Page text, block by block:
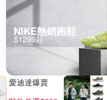
NIKE熱銷跑鞋
$1299起
愛迪達爆賣